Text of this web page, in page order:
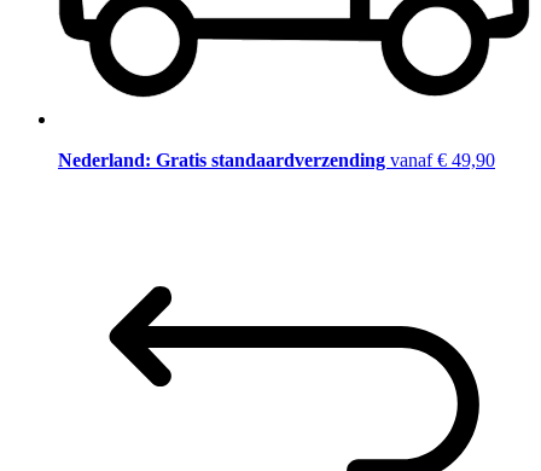
Nederland: Gratis standaardverzending vanaf € 49,90